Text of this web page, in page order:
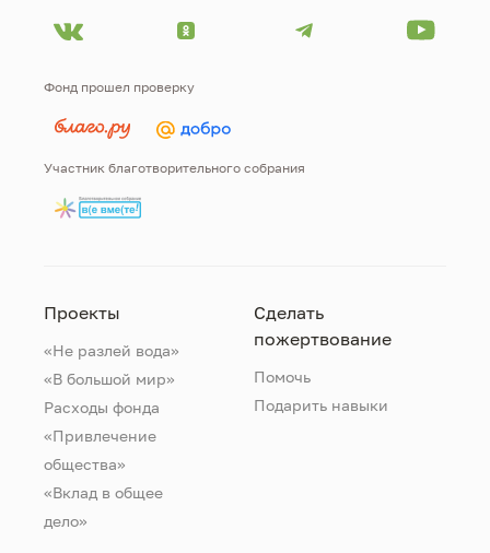
Фонд прошел проверку
Участник благотворительного собрания
Проекты
«Не разлей вода»
«В большой мир»
Расходы фонда
«Привлечение
общества»
«Вклад в общее
дело»
Сделать
пожертвование
Помочь
Подарить навыки